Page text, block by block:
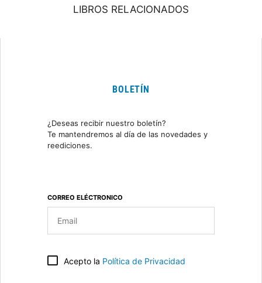
LIBROS RELACIONADOS
BOLETÍN
¿Deseas recibir nuestro boletín?
Te mantendremos al día de las novedades y
reediciones.
CORREO ELÉCTRONICO
Acepto la Política de Privacidad